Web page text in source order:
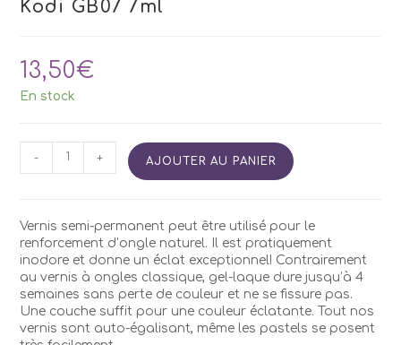
Kodi GB07 7ml
13,50€
En stock
quantité
Kodi
GB07
7ml
- + AJOUTER AU PANIER
Vernis semi-permanent peut être utilisé pour le
renforcement d’ongle naturel. Il est pratiquement
inodore et donne un éclat exceptionnel! Contrairement
au vernis à ongles classique, gel-laque dure jusqu’à 4
semaines sans perte de couleur et ne se fissure pas.
Une couche suffit pour une couleur éclatante. Tout nos
vernis sont auto-égalisant, même les pastels se posent